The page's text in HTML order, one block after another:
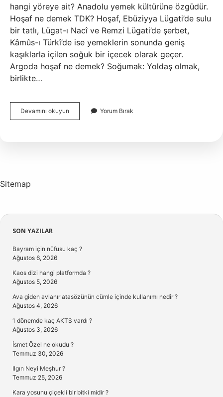
hangi yöreye ait? Anadolu yemek kültürüne özgüdür.
Hoşaf ne demek TDK? Hoşaf, Ebüziyya Lügati’de sulu
bir tatlı, Lügat-ı Nacî ve Remzi Lügati’de şerbet,
Kâmûs-ı Türkî’de ise yemeklerin sonunda geniş
kaşıklarla içilen soğuk bir içecek olarak geçer.
Argoda hoşaf ne demek? Soğumak: Yoldaş olmak,
birlikte…
Devamını okuyun
Argoda
Yorum Bırak
Sitemap
Sidebar
SON YAZILAR
Bayram için nüfusu kaç ?
Ağustos 6, 2026
Kaos dizi hangi platformda ?
Ağustos 5, 2026
Ava giden avlanır atasözünün cümle içinde kullanımı nedir ?
Ağustos 4, 2026
1 dönemde kaç AKTS vardı ?
Ağustos 3, 2026
İsmet Özel ne okudu ?
Temmuz 30, 2026
Ilgın Neyi Meşhur ?
Temmuz 25, 2026
Kara yosunu çiçekli bir bitki midir ?